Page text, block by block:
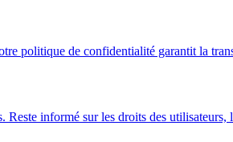
politique de confidentialité garantit la
informé sur les droits des utilisateurs,